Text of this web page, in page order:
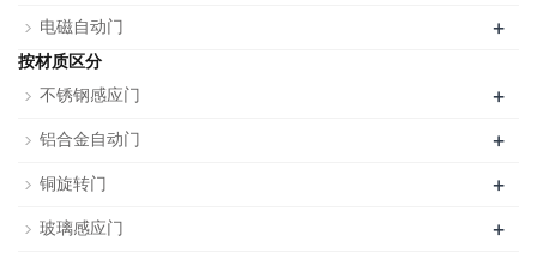
电磁自动门 +
按材质区分
不锈钢感应门
+
铝合金自动门 +
铜旋转门 +
玻璃感应门 +